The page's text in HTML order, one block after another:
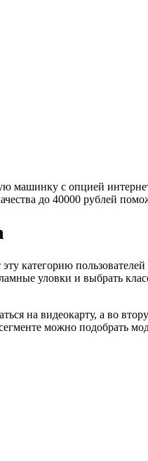
машинку с опцией
до 40000 рублей
категорию
уловки и выбрать
на видеокарту, а во
можно подобрать